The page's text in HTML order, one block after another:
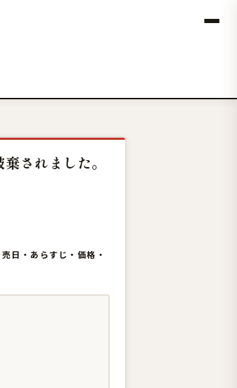
されました。
日・あらすじ・価格・